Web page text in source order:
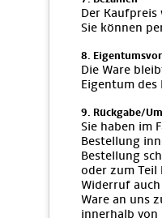
Der
Sie können
8.
Die Ware
Eigentum des
9. Rückgabe/
Sie haben im
Bestellung
Bestellung
oder zum Teil
Widerruf
Ware an uns
innerhalb von